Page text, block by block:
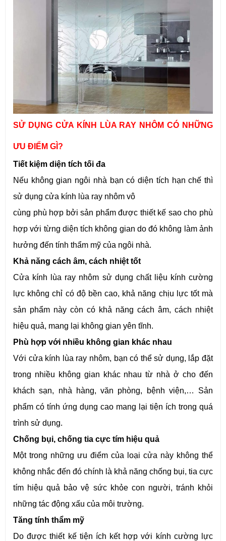
SỬ DỤNG CỬA KÍNH LÙA RAY NHÔM CÓ NHỮNG
ƯU ĐIỂM GÌ?
Tiết kiệm diện tích tối đa
Nếu không gian ngôi nhà bạn có diện tích hạn chế thì
sử dụng cửa kính lùa ray nhôm vô
cùng phù hợp bởi sản phẩm được thiết kế sao cho phù
hợp với từng diện tích không gian do đó không làm ảnh
hưởng đến tính thẩm mỹ của ngôi nhà.
Khả năng cách âm, cách nhiệt tốt
Cửa kính lùa ray nhôm sử dụng chất liệu kính cường
lực không chỉ có độ bền cao, khả năng chịu lực tốt mà
sản phẩm này còn có khả năng cách âm, cách nhiệt
hiệu quả, mang lại không gian yên tĩnh.
Phù hợp với nhiều không gian khác nhau
Với cửa kính lùa ray nhôm, bạn có thể sử dụng, lắp đặt
trong nhiều không gian khác nhau từ nhà ở cho đến
khách sạn, nhà hàng, văn phòng, bệnh viện,… Sản
phẩm có tính ứng dụng cao mang lại tiện ích trong quá
trình sử dụng.
Chống bụi, chống tia cực tím hiệu quả
Một trong những ưu điểm của loại cửa này không thể
không nhắc đến đó chính là khả năng chống bụi, tia cực
tím hiệu quả bảo vệ sức khỏe con người, tránh khỏi
những tác động xấu của môi trường.
Tăng tính thẩm mỹ
Do được thiết kế tiện ích kết hợp với kính cường lực